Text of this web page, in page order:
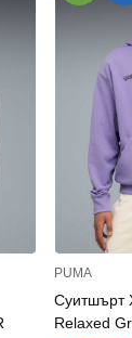
PUMA
Суитшърт
Relaxed